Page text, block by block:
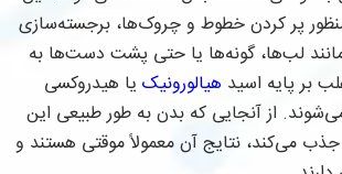
منظور پر کردن خطوط و چروک‌ها، برجسته‌سازی
لب‌ها، گونه‌ها یا حتی پشت دست‌ها به
بر پایه اسید هیالورونیک یا هیدروکسی
از آنجایی که بدن به طور طبیعی این
جذب می‌کند، نتایج آن معمولاً موقتی هستند و